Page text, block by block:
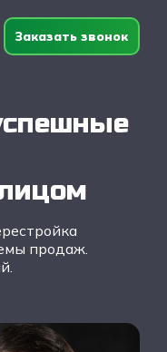
Заказать звонок
продаж.